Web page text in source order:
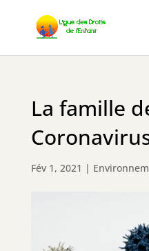
La famille
Fév 1, 2021 |